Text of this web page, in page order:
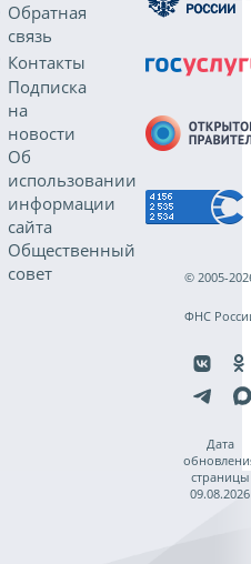
Обратная
связь
Контакты
Подписка
на
новости
Об
использовании
информации
сайта
Общественный
совет
© 2005-
ФНС
Дата
страницы
09.08.2026